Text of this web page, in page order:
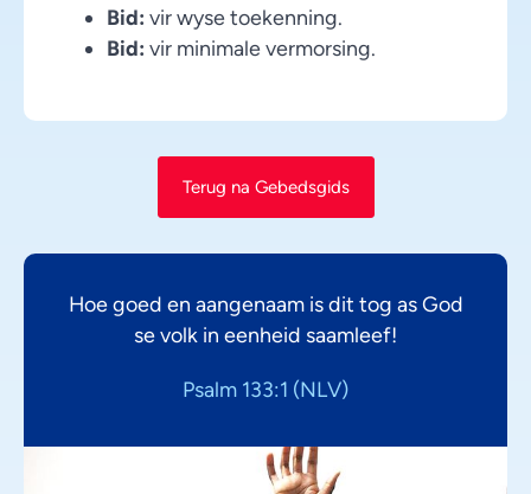
Bid: vir wyse toekenning.
Bid: vir minimale vermorsing.
Terug na Gebedsgids
Hoe goed en aangenaam is dit tog as God
se volk in eenheid saamleef!
Psalm 133:1 (NLV)